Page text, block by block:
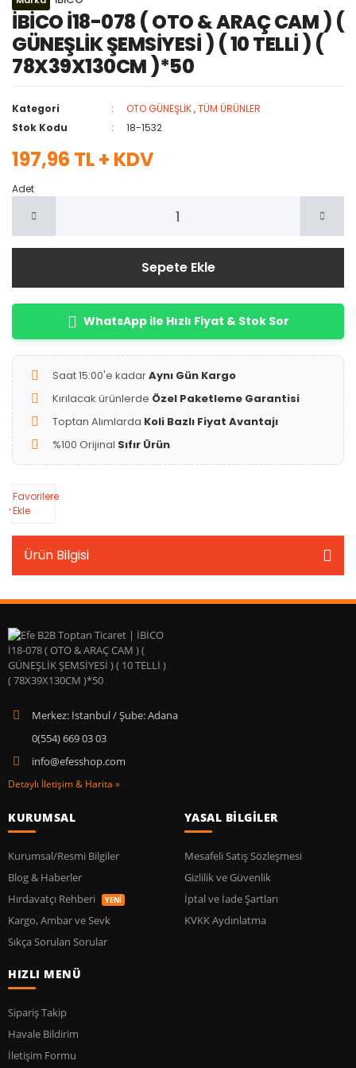
İBİCO İ18-078 ( OTO & ARAÇ CAM ) (
GÜNEŞLİK ŞEMSİYESİ ) ( 10 TELLİ ) (
78X39X130CM )*50
Kategori OTO GÜNEŞLİK,TÜM ÜRÜNLER
Stok Kodu
18-1532
197,96 TL + KDV
Adet
Sepete Ekle
WhatsApp ile Hızlı Fiyat & Stok Sor
Saat 15:00'e kadarAynı Gün Kargo
Kırılacak ürünlerde Özel Paketleme Garantisi
Toptan Alımlarda Koli Bazlı Fiyat Avantajı
%100 Orijinal Sıfır Ürün
Favorilere
Ekle
Ürün Bilgisi
Merkez: İstanbul / Şube: Adana
0(554) 669 03 03
info@efesshop.com
Detaylı İletişim & Harita »
KURUMSAL
Kurumsal/Resmi Bilgiler
Blog & Haberler
Hırdavatçı Rehberi
YENİ
Kargo, Ambar ve Sevk
Sıkça Sorulan Sorular
YASAL BİLGİLER
Mesafeli Satış Sözleşmesi
Gizlilik ve Güvenlik
İptal ve İade Şartları
KVKK Aydınlatma
HIZLI MENÜ
Sipariş Takip
Havale Bildirim
İletişim Formu